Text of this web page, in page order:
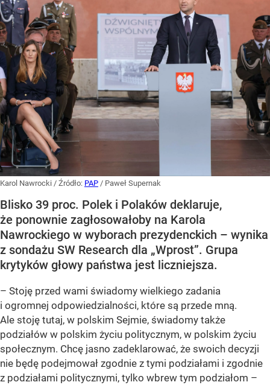
Karol Nawrocki / Źródło: PAP / Paweł Supernak
Blisko 39 proc. Polek i Polaków deklaruje,
że ponownie zagłosowałoby na Karola
Nawrockiego w wyborach prezydenckich – wynika
z sondażu SW Research dla „Wprost”. Grupa
krytyków głowy państwa jest liczniejsza.
– Stoję przed wami świadomy wielkiego zadania
i ogromnej odpowiedzialności, które są przede mną.
Ale stoję tutaj, w polskim Sejmie, świadomy także
podziałów w polskim życiu politycznym, w polskim życiu
społecznym. Chcę jasno zadeklarować, że swoich decyzji
nie będę podejmował zgodnie z tymi podziałami i zgodnie
z podziałami politycznymi, tylko wbrew tym podziałom –